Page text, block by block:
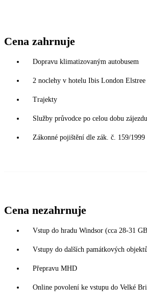
Cena zahrnuje
Dopravu klimatizovaným autobusem
2 noclehy v hotelu Ibis London
Trajekty
Služby průvodce po celou dobu zájezdu
Zákonné pojištění dle zák. č. 159/1999
Cena nezahrnuje
Vstup do hradu Windsor (cca 28-31
Vstupy do dalších památkových
Přepravu MHD
Online povolení ke vstupu do Velké